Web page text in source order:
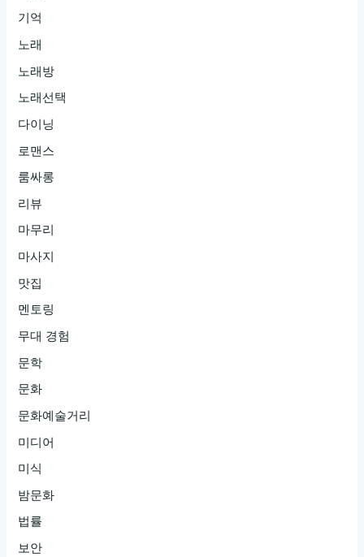
기억
노래
노래방
노래선택
다이닝
로맨스
룸싸롱
리뷰
마무리
마사지
맛집
멘토링
무대 경험
문학
문화
문화예술거리
미디어
미식
밤문화
법률
보안